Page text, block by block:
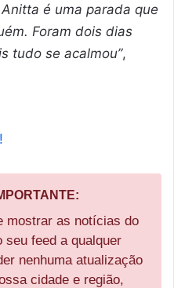
é uma parada que
Foram dois dias
tudo se acalmou”,
mostrar as notícias do
seu feed a qualquer
nenhuma atualização
cidade e região,